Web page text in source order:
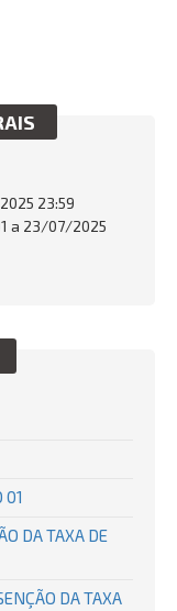
23:59
a 23/07/2025
01
DA TAXA DE
DA TAXA